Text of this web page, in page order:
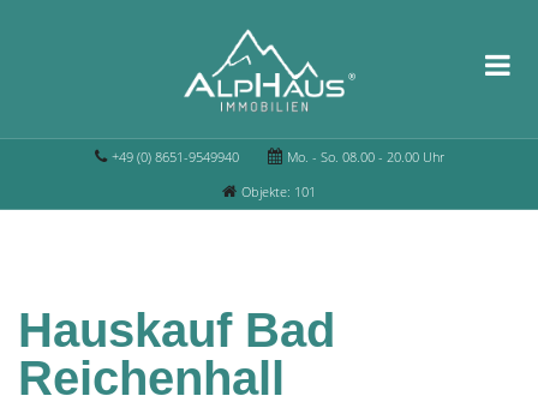
+49 (0) 8651-9549940
Mo. - So. 08.00 - 20.00 Uhr
Objekte: 101
Hauskauf Bad
Reichenhall